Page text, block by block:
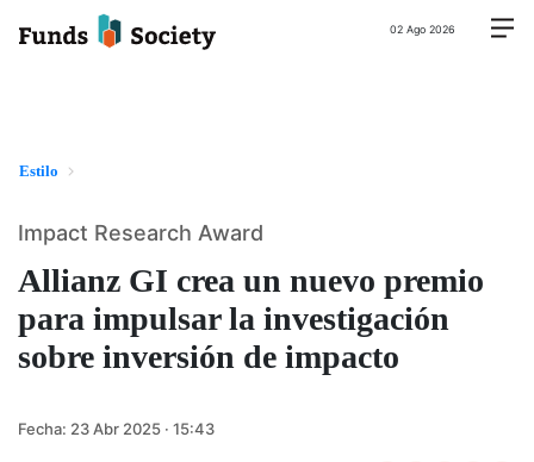
02 Ago 2026
Estilo
Allianz GI crea un nuevo premio
para impulsar la investigación
sobre inversión de impacto
Impact Research Award
Fecha: 23 Abr 2025 · 15:43